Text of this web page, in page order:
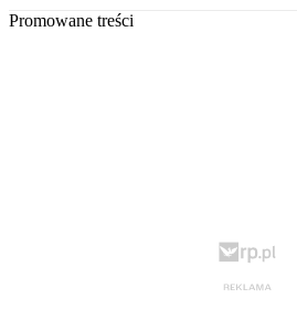
Promowane treści